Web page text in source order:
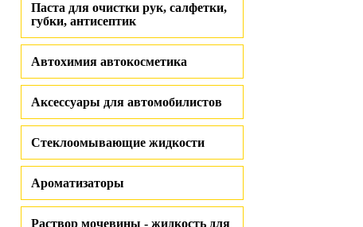
Паста для очистки рук, салфетки,
губки, антисептик
Автохимия автокосметика
Аксессуары для автомобилистов
Стеклоомывающие жидкости
Ароматизаторы
Раствор мочевины - жидкость для